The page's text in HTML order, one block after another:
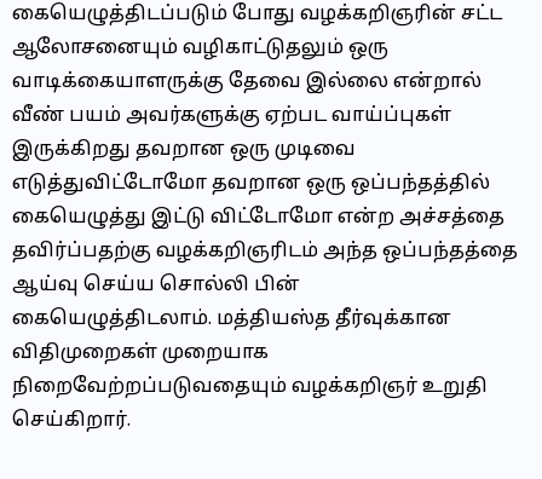
கையெழுத்திடப்படும் போது வழக்கறிஞரின் சட்ட
ஆலோசனையும் வழிகாட்டுதலும் ஒரு
வாடிக்கையாளருக்கு தேவை இல்லை என்றால்
வீண் பயம் அவர்களுக்கு ஏற்பட வாய்ப்புகள்
இருக்கிறது தவறான ஒரு முடிவை
எடுத்துவிட்டோமோ தவறான ஒரு ஒப்பந்தத்தில்
கையெழுத்து இட்டு விட்டோமோ என்ற அச்சத்தை
தவிர்ப்பதற்கு வழக்கறிஞரிடம் அந்த ஒப்பந்தத்தை
ஆய்வு செய்ய சொல்லி பின்
கையெழுத்திடலாம். மத்தியஸ்த தீர்வுக்கான
விதிமுறைகள் முறையாக
நிறைவேற்றப்படுவதையும் வழக்கறிஞர் உறுதி
செய்கிறார்.